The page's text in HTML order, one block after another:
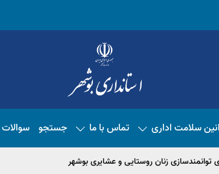
سلامت اداری تماس با ما جستجو
توانمندسازی زنان روستایی و عشایری بوشهر